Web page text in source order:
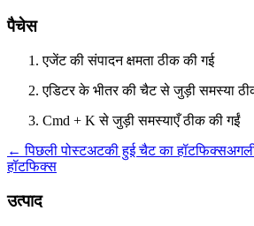
पैचेस
एजेंट की संपादन क्षमता ठीक की गई
एडिटर के भीतर की चैट से जुड़ी समस्या
Cmd + K से जुड़ी समस्याएँ ठीक की गईं
← पिछली पोस्टअटकी हुई चैट का हॉटफिक्स
हॉटफिक्स
उत्पाद